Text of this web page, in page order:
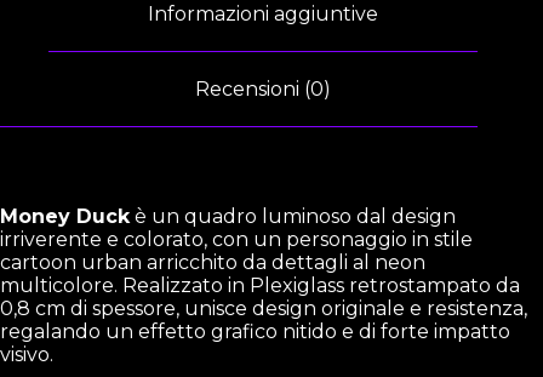
Informazioni aggiuntive
Recensioni (0)
Money Duckè un quadro luminoso dal design
irriverente e colorato, con un personaggio in stile
cartoon urban arricchito da dettagli al neon
multicolore. Realizzato in Plexiglass retrostampato da
0,8 cm di spessore, unisce design originale e resistenza,
regalando un effetto grafico nitido e di forte impatto
visivo.